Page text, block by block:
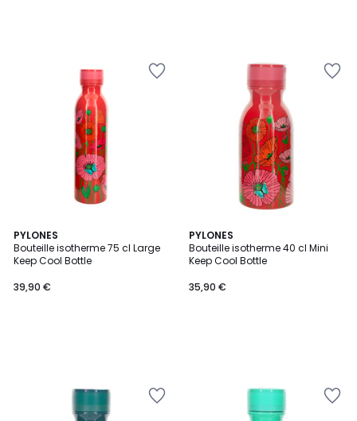
PYLONES
Bouteille isotherme 75 cl Large
Keep Cool Bottle
39,90 €
PYLONES
Bouteille isotherme 40 cl Mini
Keep Cool Bottle
35,90 €